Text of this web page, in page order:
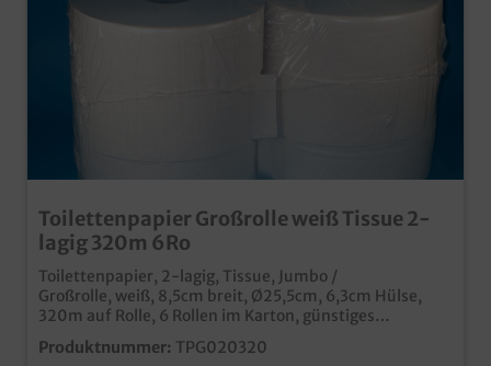
Toilettenpapier Großrolle weiß Tissue 2-
lagig 320m 6Ro
Toilettenpapier, 2-lagig, Tissue, Jumbo /
Großrolle, weiß, 8,5cm breit, Ø25,5cm, 6,3cm Hülse,
320m auf Rolle, 6 Rollen im Karton, günstiges
Toilettenpapier ideal für Hotel und Gastro 2-lagige
Recycling Tissue Qualität
Produktnummer: TPG020320